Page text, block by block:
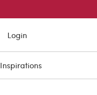
Login
Inspirations